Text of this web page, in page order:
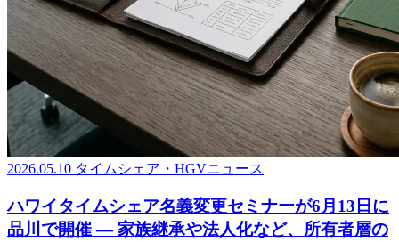
2026.05.10 タイムシェア・HGVニュース
ハワイタイムシェア名義変更セミナーが6月13日に
品川で開催 ― 家族継承や法人化など、所有者層の